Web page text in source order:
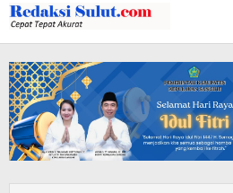
Lewati
ke
konten